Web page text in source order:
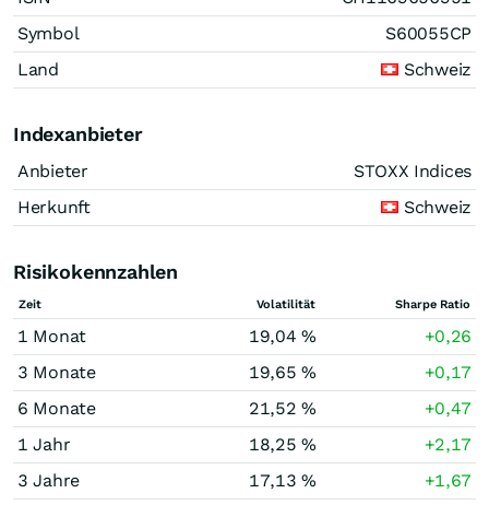
Symbol
S60055CP
Land
Schweiz
Indexanbieter
Anbieter
STOXX Indices
Herkunft
Schweiz
Risikokennzahlen
Zeit Volatilität Sharpe Ratio
1 Monat 19,04 %
+0,26
3 Monate
19,65 %
+0,17
6 Monate
21,52 %
+0,47
1 Jahr
18,25 %
+2,17
3 Jahre
17,13 %
+1,67